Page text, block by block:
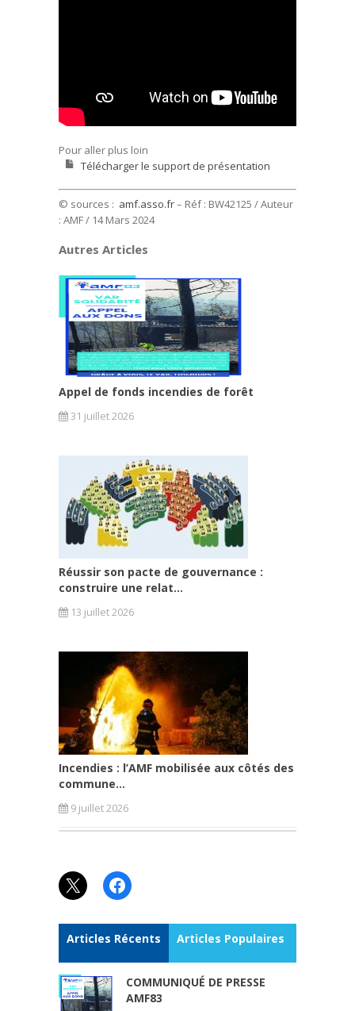
Pour aller plus loin
Télécharger le support de présentation
© sources : amf.asso.fr– Réf : BW42125 / Auteur
: AMF/ 14 Mars 2024
Autres Articles
Appel de fonds incendies de forêt
31 juillet 2026
Réussir son pacte de gouvernance :
construire une relat...
13 juillet 2026
Incendies : l’AMF mobilisée aux côtés des
commune...
9 juillet 2026
X Facebook
Articles Récents Articles Populaires
COMMUNIQUÉ DE PRESSE
AMF83